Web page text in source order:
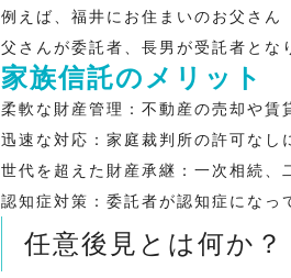
例えば、福井にお住まいのお父さ
父さんが委託者、長男が受託者とな
家族信託のメリット
柔軟な財産管理 ：不動産の売却や
迅速な対応 ：家庭裁判所の許可な
世代を超えた財産承継 ：一次相続
認知症対策 ：委託者が認知症にな
任意後見とは何か？